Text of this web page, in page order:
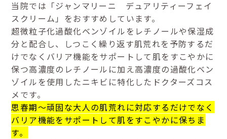
当院では「ジャンマリーニ デュアリティーフェイ
スクリーム」をおすすめしています。
超微粒子化過酸化ベンゾイルをレチノールや保湿成
分と配合し、しつこく繰り返す肌荒れを予防するだ
けでなくバリア機能をサポートして肌をすこやかに
保つ高濃度のレチノールに加え高濃度の過酸化ベン
ゾイルを使用したニキビに特化したドクターズコス
メです。
思春期〜頑固な大人の肌荒れに対応するだけでなく
バリア機能をサポートして肌をすこやかに保ちま
す。